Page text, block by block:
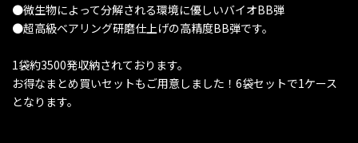
●微生物によって分解される環境に優しいバイオBB弾
●超高級ベアリング研磨仕上げの高精度BB弾です。
1袋約3500発収納されております。
お得なまとめ買いセットもご用意しました！6袋セットで1ケース
となります。